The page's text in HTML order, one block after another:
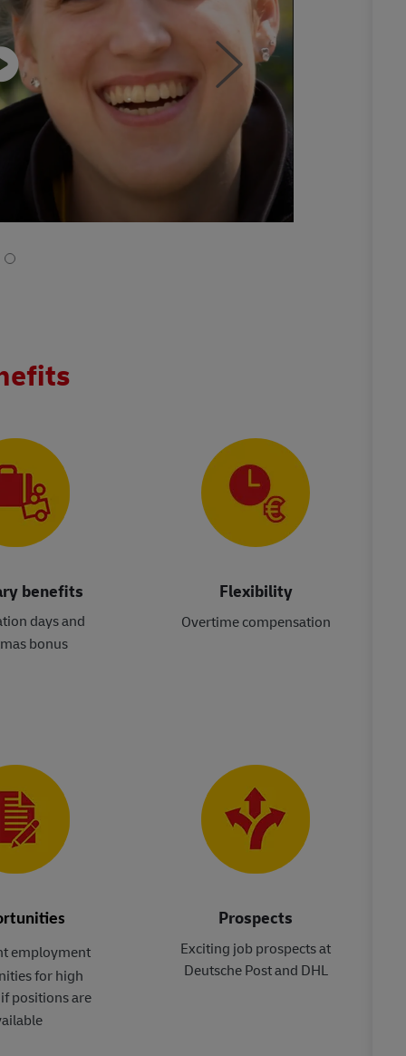
benefits
days and
bonus
Flexibility
Overtime compensation
employment
for high
positions are
Prospects
Exciting job prospects at
Deutsche Post and DHL